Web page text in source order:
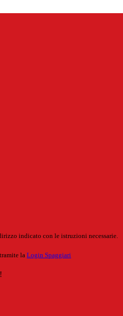
indicato con le istruzioni necessarie.
la Login Spaggiari